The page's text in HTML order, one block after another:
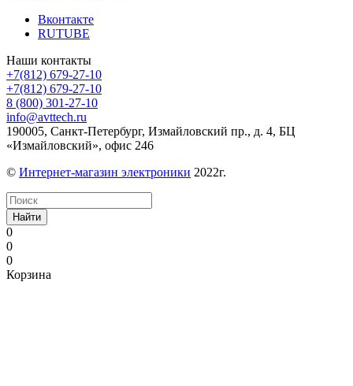
Вконтакте
RUTUBE
Наши контакты
+7(812) 679-27-10
+7(812) 679-27-10
8 (800) 301-27-10
info@avttech.ru
190005, Санкт-Петербург, Измайловский пр., д. 4, БЦ
«Измайловский», офис 246
© Интернет-магазин электроники 2022г.
Найти
0
0
0
Корзина